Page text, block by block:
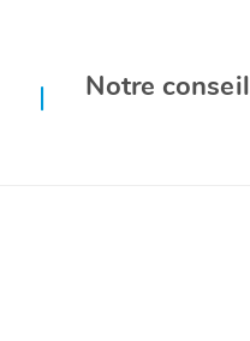
Notre conseil